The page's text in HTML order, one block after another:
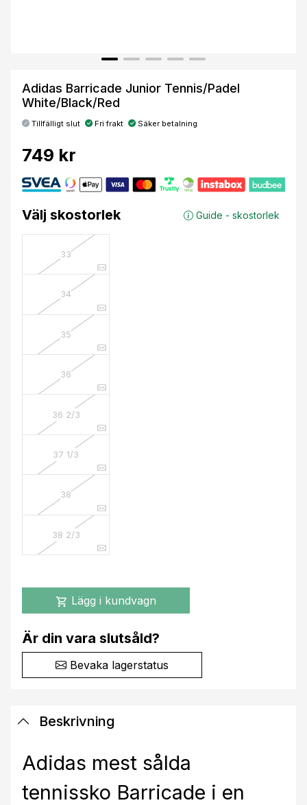
Adidas Barricade Junior Tennis/Padel
White/Black/Red
Tillfälligt slut Fri frakt Säker betalning
749 kr
Välj skostorlek Guide - skostorlek
33
34
35
36
36 2/3
37 1/3
38
38 2/3
shopping_cart Lägg i kundvagn
Är din vara slutsåld?
Bevaka lagerstatus
Beskrivning
Adidas mest sålda
tennissko Barricade i en